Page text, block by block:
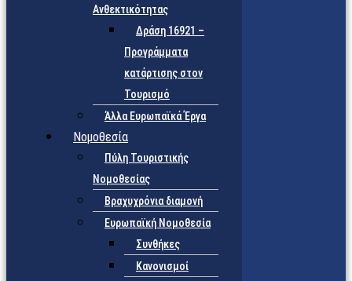
Ανθεκτικότητας
Δράση 16921 –
Προγράμματα
κατάρτισης στον
Τουρισμό
Άλλα Ευρωπαϊκά Έργα
Νομοθεσία
Πύλη Τουριστικής
Νομοθεσίας
Βραχυχρόνια διαμονή
Ευρωπαϊκή Νομοθεσία
Συνθήκες
Κανονισμοί